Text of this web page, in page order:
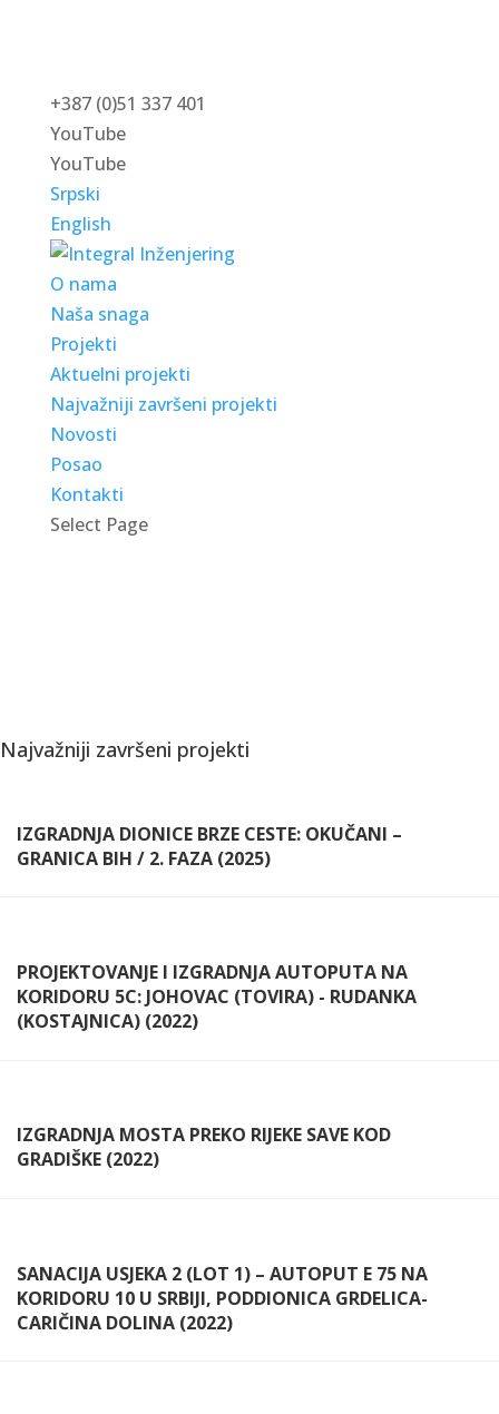
+387 (0)51 337 401
YouTube
YouTube
Srpski
English
O nama
Naša snaga
Projekti
Aktuelni projekti
Najvažniji završeni projekti
Novosti
Posao
Kontakti
Select Page
Najvažniji završeni projekti
IZGRADNJA DIONICE BRZE CESTE: OKUČANI –
GRANICA BIH / 2. FAZA (2025)
PROJEKTOVANJE I IZGRADNJA AUTOPUTA NA
KORIDORU 5C: JOHOVAC (TOVIRA) - RUDANKA
(KOSTAJNICA) (2022)
IZGRADNJA MOSTA PREKO RIJEKE SAVE KOD
GRADIŠKE (2022)
SANACIJA USJEKA 2 (LOT 1) – AUTOPUT E 75 NA
KORIDORU 10 U SRBIJI, PODDIONICA GRDELICA-
CARIČINA DOLINA (2022)